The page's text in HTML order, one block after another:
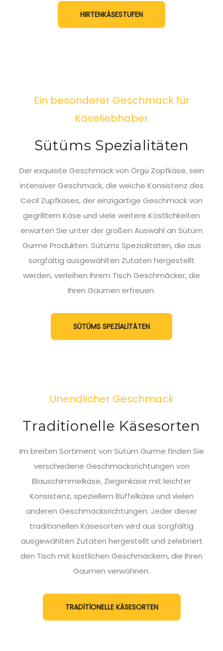
HIRTENKÄSESTUFEN
Ein besonderer Geschmack für
Käseliebhaber
Sütüms Spezialitäten
Der exquisite Geschmack von Örgü Zopfkäse, sein
intensiver Geschmack, die weiche Konsistenz des
Cecil Zupfkäses, der einzigartige Geschmack von
gegrilltem Käse und viele weitere Köstlichkeiten
erwarten Sie unter der großen Auswahl an Sütüm
Gurme Produkten. Sütüms Spezialitäten, die aus
sorgfältig ausgewählten Zutaten hergestellt
werden, verleihen Ihrem Tisch Geschmãcker, die
Ihren Gaumen erfreuen.
SÜTÜMS SPEZİALİTÄTEN
Unendlicher Geschmack
Traditionelle Käsesorten
Im breiten Sortiment von Sütüm Gurme finden Sie
verschiedene Geschmacksrichtungen von
Blauschimmelkäse, Ziegenkäse mit leichter
Konsistenz, speziellem Büffelkäse und vielen
anderen Geschmacksrichtungen. Jeder dieser
traditionellen Käsesorten wird aus sorgfältig
ausgewählten Zutaten hergestellt und zelebriert
den Tisch mit köstlichen Geschmäckern, die Ihren
Gaumen verwöhnen.
TRADİTİONELLE KÄSESORTEN